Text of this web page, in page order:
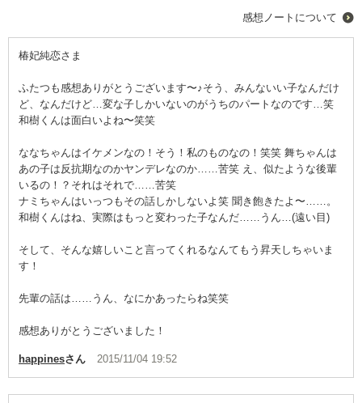
感想ノートについて
椿妃純恋さま
ふたつも感想ありがとうございます〜♪そう、みんないい子なんだけ
ど、なんだけど…変な子しかいないのがうちのパートなのです…笑
和樹くんは面白いよね〜笑笑
ななちゃんはイケメンなの！そう！私のものなの！笑笑 舞ちゃんは
あの子は反抗期なのかヤンデレなのか……苦笑 え、似たような後輩
いるの！？それはそれで……苦笑
ナミちゃんはいっつもその話しかしないよ笑 聞き飽きたよ〜……。
和樹くんはね、実際はもっと変わった子なんだ……うん…(遠い目)
そして、そんな嬉しいこと言ってくれるなんてもう昇天しちゃいま
す！
先輩の話は……うん、なにかあったらね笑笑
感想ありがとうございました！
happinesさん 2015/11/04 19:52